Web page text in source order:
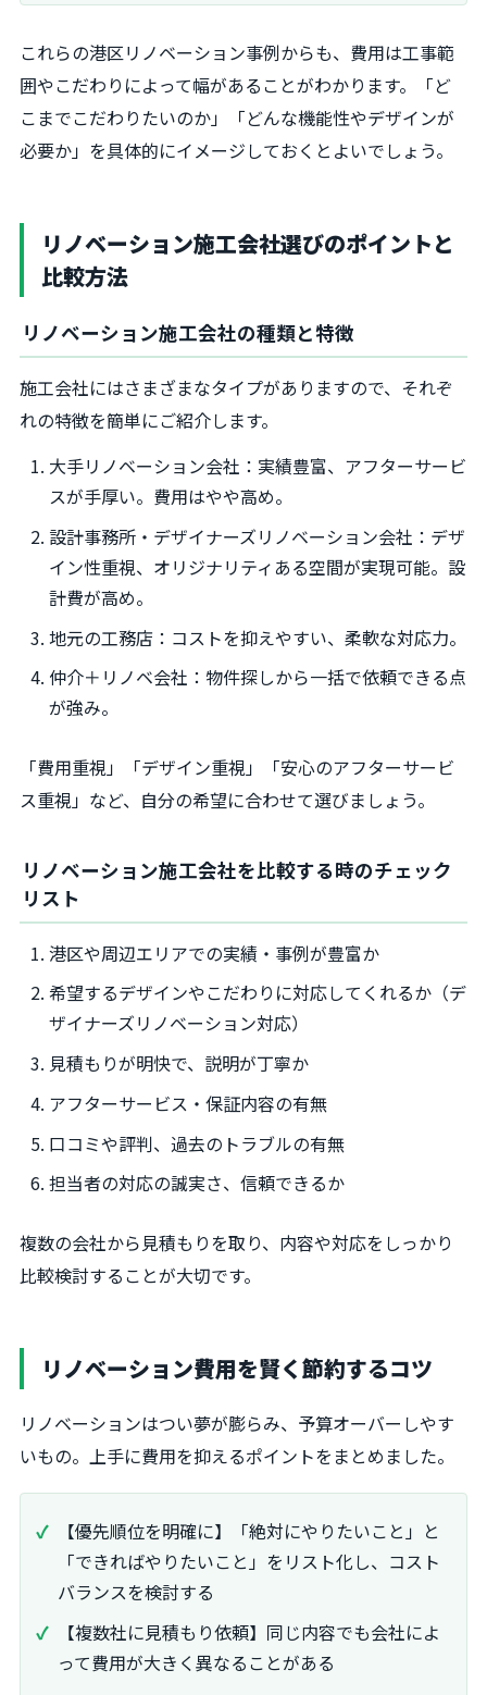
これらの港区リノベーション事例からも、費用は工事範
囲やこだわりによって幅があることがわかります。「ど
こまでこだわりたいのか」「どんな機能性やデザインが
必要か」を具体的にイメージしておくとよいでしょう。
リノベーション施工会社選びのポイントと
比較方法
リノベーション施工会社の種類と特徴
施工会社にはさまざまなタイプがありますので、それぞ
れの特徴を簡単にご紹介します。
大手リノベーション会社：実績豊富、アフターサービ
スが手厚い。費用はやや高め。
設計事務所・デザイナーズリノベーション会社：デザ
イン性重視、オリジナリティある空間が実現可能。設
計費が高め。
地元の工務店：コストを抑えやすい、柔軟な対応力。
仲介＋リノベ会社：物件探しから一括で依頼できる点
が強み。
「費用重視」「デザイン重視」「安心のアフターサービ
ス重視」など、自分の希望に合わせて選びましょう。
リノベーション施工会社を比較する時のチェック
リスト
港区や周辺エリアでの実績・事例が豊富か
希望するデザインやこだわりに対応してくれるか（デ
ザイナーズリノベーション対応）
見積もりが明快で、説明が丁寧か
アフターサービス・保証内容の有無
口コミや評判、過去のトラブルの有無
担当者の対応の誠実さ、信頼できるか
複数の会社から見積もりを取り、内容や対応をしっかり
比較検討することが大切です。
リノベーション費用を賢く節約するコツ
リノベーションはつい夢が膨らみ、予算オーバーしやす
いもの。上手に費用を抑えるポイントをまとめました。
【優先順位を明確に】「絶対にやりたいこと」と
「できればやりたいこと」をリスト化し、コスト
バランスを検討する
【複数社に見積もり依頼】同じ内容でも会社によ
って費用が大きく異なることがある